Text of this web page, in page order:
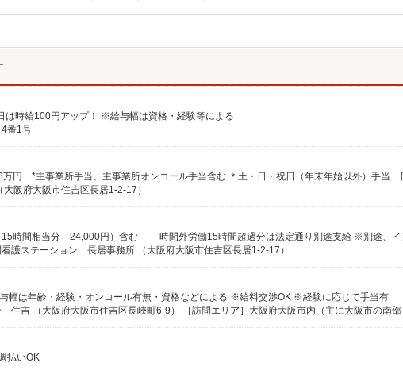
時給100円アップ！ ※給与幅は資格・経験等による
番1号
阪府大阪市住吉区長居1-2-17）
護ステーション 長居事務所 （大阪府大阪市住吉区長居1-2-17）
幅は年齢・経験・オンコール有無・資格などによる ※給料交渉OK ※経験に応じて手当有
住吉 （大阪府大阪市住吉区長峽町6-9） ［訪問エリア］大阪府大阪市内（主に大阪市の南部
払いOK